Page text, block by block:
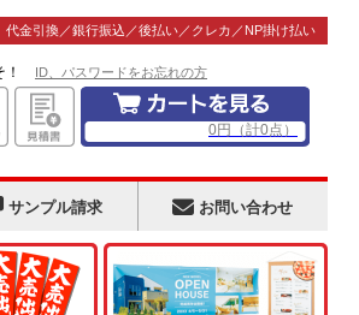
代金引換／銀行振込／後払い／クレカ／NP掛け払い
！ ID、パスワードをお忘れの方
0円 （計0点）
サンプル請求 お問い合わせ